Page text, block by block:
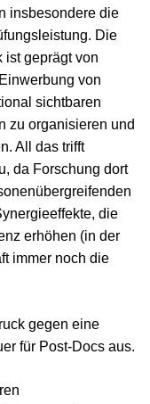
insbesondere die
Die
ist geprägt von
von
sichtbaren
zu organisieren und
All das trifft
da Forschung dort
die
erhöhen (in der
immer noch die
gegen eine
für Post-Docs aus.